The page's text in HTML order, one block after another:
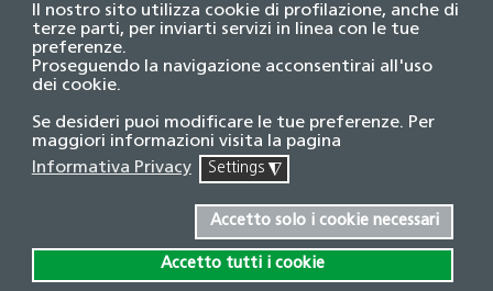
Il nostro sito utilizza cookie di profilazione, anche di
terze parti, per inviarti servizi in linea con le tue
preferenze.
Proseguendo la navigazione acconsentirai all'uso
dei cookie.
Se desideri puoi modificare le tue preferenze. Per
maggiori informazioni visita la pagina
Informativa Privacy
Settings ◮
Accetto solo i cookie necessari
Accetto tutti i cookie
Informativa privacy
© 2026 Associazione TicinoEnergia. Tutti i diritti
riservati.